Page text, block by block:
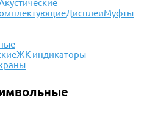
ДисплеиМуфты
ЖК индикаторы